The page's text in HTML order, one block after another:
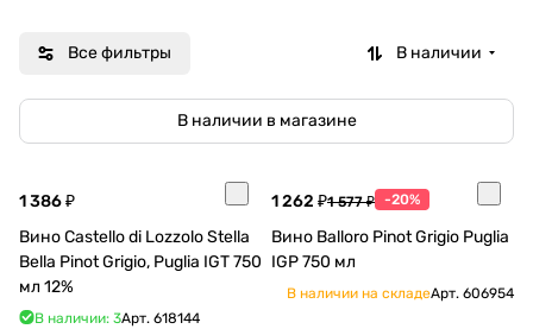
Все фильтры В наличии
В наличии в магазине
1 386 ₽
Вино Castello di Lozzolo Stella
Bella Pinot Grigio, Puglia IGT 750
мл 12%
В наличии: 3Арт. 618144
1 262 ₽1 577 ₽ -20%
Вино Balloro Pinot Grigio Puglia
IGP 750 мл
В наличии на складеАрт. 606954